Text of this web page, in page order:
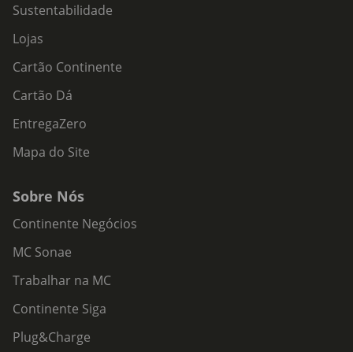
Sustentabilidade
Lojas
Cartão Continente
Cartão Dá
EntregaZero
Mapa do Site
Sobre Nós
Continente Negócios
MC Sonae
Trabalhar na MC
Continente Siga
Plug&Charge